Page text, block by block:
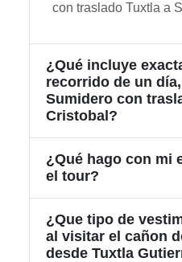
con traslado Tuxtla a
¿Qué incluye
recorrido de un día,
Sumidero con
Cristobal?
¿Qué hago con mi
el tour?
¿Que tipo de
al visitar el cañon
desde Tuxtla